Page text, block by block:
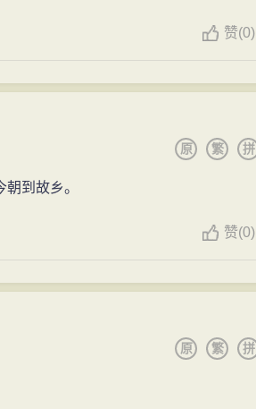
赞(0)
拼
繁
原
到故乡。
赞(0)
拼
繁
原